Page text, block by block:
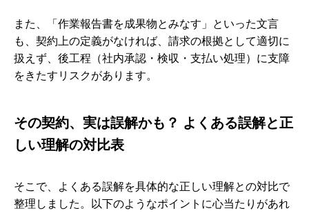
また、「作業報告書を成果物とみなす」といった文言
も、契約上の定義がなければ、請求の根拠として適切に
扱えず、後工程（社内承認・検収・支払い処理）に支障
をきたすリスクがあります。
その契約、実は誤解かも？ よくある誤解と正
しい理解の対比表
そこで、よくある誤解を具体的な正しい理解との対比で
整理しました。以下のようなポイントに心当たりがあれ